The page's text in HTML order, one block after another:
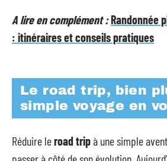
A lire en complément :Randonnée
: itinéraires et conseils pratiques
Le road trip, bien
simple voyage en
Réduire leroad tripà une simple